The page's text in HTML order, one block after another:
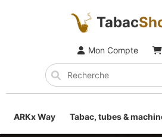
Tabac
Mon Compte
ARKx Way Tabac, tubes &